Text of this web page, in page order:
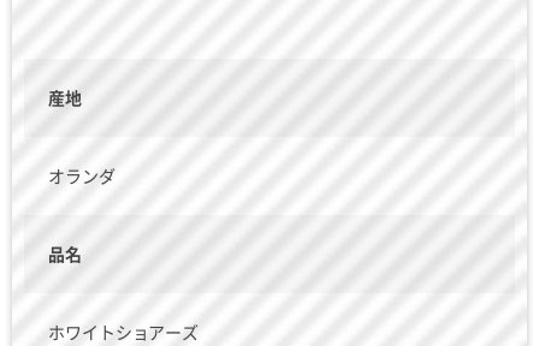
産地
オランダ
品名
ホワイトショアーズ